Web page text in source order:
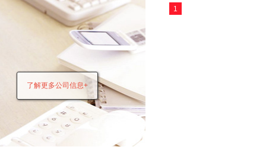
了解更多公司信息+
1